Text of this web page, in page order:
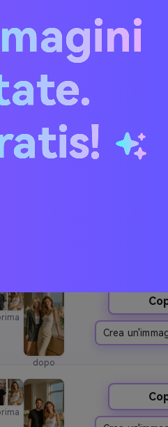
Genera e salva la tua
cliccagenerare, e la nostra
artificiale regola
l'illuminazione, la
per un risultato perfetto. In
la tua nuova foto di gruppo
naturale e perfettamente
Scarica immediatamente
condividila direttamente sui
dopo
Crea